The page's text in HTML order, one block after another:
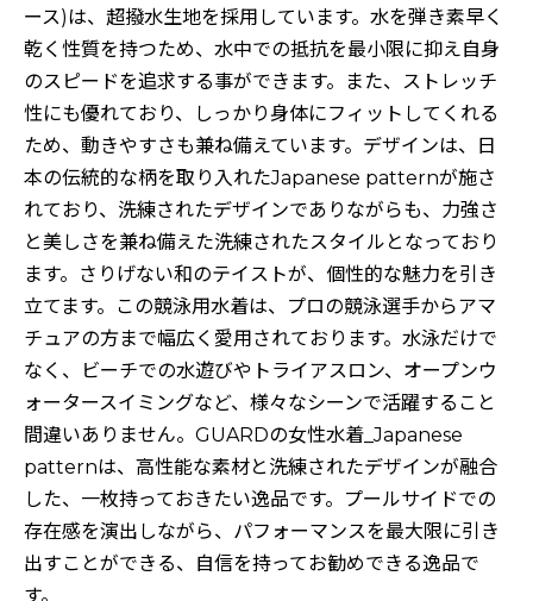
ース)は、超撥水生地を採用しています。水を弾き素早く
乾く性質を持つため、水中での抵抗を最小限に抑え自身
のスピードを追求する事ができます。また、ストレッチ
性にも優れており、しっかり身体にフィットしてくれる
ため、動きやすさも兼ね備えています。デザインは、日
本の伝統的な柄を取り入れたJapanese patternが施さ
れており、洗練されたデザインでありながらも、力強さ
と美しさを兼ね備えた洗練されたスタイルとなっており
ます。さりげない和のテイストが、個性的な魅力を引き
立てます。この競泳用水着は、プロの競泳選手からアマ
チュアの方まで幅広く愛用されております。水泳だけで
なく、ビーチでの水遊びやトライアスロン、オープンウ
ォータースイミングなど、様々なシーンで活躍すること
間違いありません。GUARDの女性水着_Japanese
patternは、高性能な素材と洗練されたデザインが融合
した、一枚持っておきたい逸品です。プールサイドでの
存在感を演出しながら、パフォーマンスを最大限に引き
出すことができる、自信を持ってお勧めできる逸品で
す。